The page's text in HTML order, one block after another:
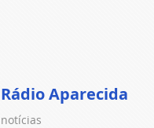
Rádio Aparecida
notícias